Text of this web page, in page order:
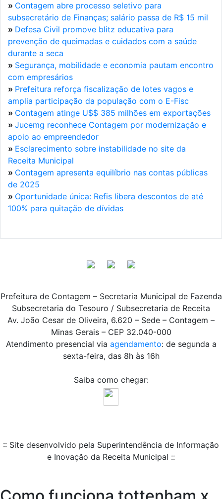
» Contagem abre processo seletivo para
subsecretário de Finanças; salário passa de R$ 15 mil
» Defesa Civil promove blitz educativa para
prevenção de queimadas e cuidados com a saúde
durante a seca
» Segurança, mobilidade e economia pautam encontro
com empresários
» Prefeitura reforça fiscalização de lotes vagos e
amplia participação da população com o E-Fisc
» Contagem atinge U$$ 385 milhões em exportações
» Jucemg reconhece Contagem por modernização e
apoio ao empreendedor
» Esclarecimento sobre instabilidade no site da
Receita Municipal
» Contagem apresenta equilíbrio nas contas públicas
de 2025
» Oportunidade única: Refis libera descontos de até
100% para quitação de dívidas
Prefeitura de Contagem – Secretaria Municipal de Fazenda
Subsecretaria do Tesouro / Subsecretaria de Receita
Av. João Cesar de Oliveira, 6.620 – Sede – Contagem –
Minas Gerais – CEP 32.040-000
Atendimento presencial via agendamento: de segunda a
sexta-feira, das 8h às 16h
Saiba como chegar:
:: Site desenvolvido pela Superintendência de Informação
e Inovação da Receita Municipal ::